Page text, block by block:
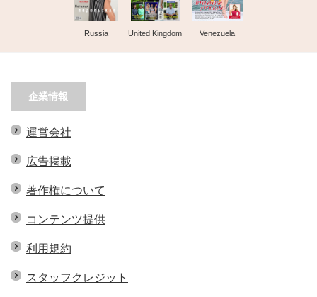
Russia United Kingdom Venezuela
企業情報
運営会社
広告掲載
著作権について
コンテンツ提供
利用規約
スタッフクレジット